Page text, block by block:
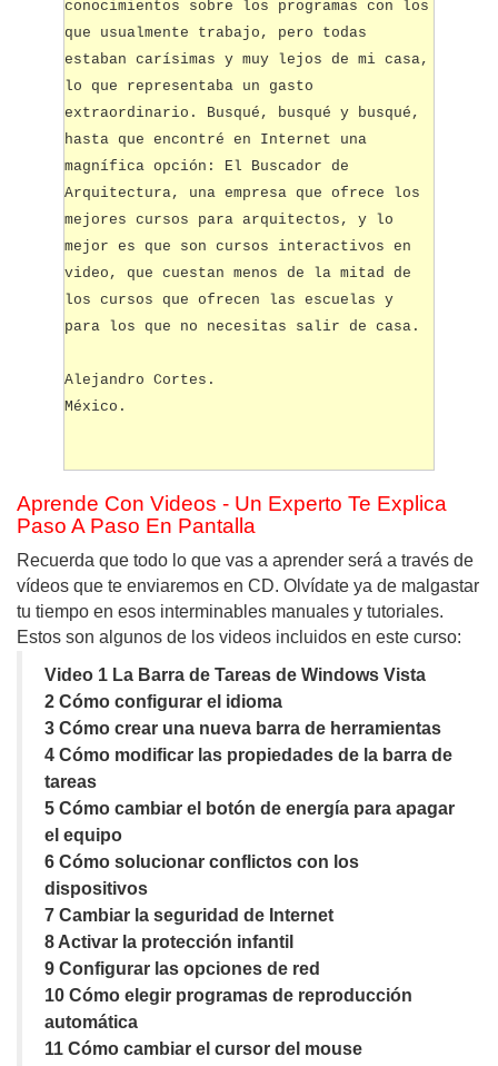
conocimientos sobre los programas con los
que usualmente trabajo, pero todas
estaban carísimas y muy lejos de mi casa,
lo que representaba un gasto
extraordinario. Busqué, busqué y busqué,
hasta que encontré en Internet una
magnífica opción: El Buscador de
Arquitectura, una empresa que ofrece los
mejores cursos para arquitectos, y lo
mejor es que son cursos interactivos en
video, que cuestan menos de la mitad de
los cursos que ofrecen las escuelas y
para los que no necesitas salir de casa.
Alejandro Cortes.
México.
Aprende Con Videos - Un Experto Te Explica
Paso A Paso En Pantalla
Recuerda que todo lo que vas a aprender será a través de
vídeos que te enviaremos en CD. Olvídate ya de malgastar
tu tiempo en esos interminables manuales y tutoriales.
Estos son algunos de los videos incluidos en este curso:
Video 1 La Barra de Tareas de Windows Vista
2 Cómo configurar el idioma
3 Cómo crear una nueva barra de herramientas
4 Cómo modificar las propiedades de la barra de
tareas
5 Cómo cambiar el botón de energía para apagar
el equipo
6 Cómo solucionar conflictos con los
dispositivos
7 Cambiar la seguridad de Internet
8 Activar la protección infantil
9 Configurar las opciones de red
10 Cómo elegir programas de reproducción
automática
11 Cómo cambiar el cursor del mouse